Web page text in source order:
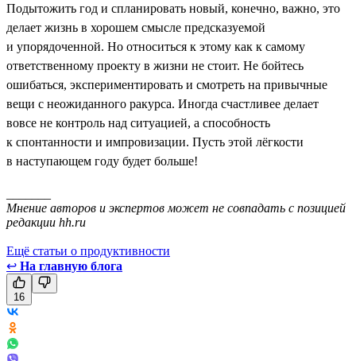
Подытожить год и спланировать новый, конечно, важно, это
делает жизнь в хорошем смысле предсказуемой
и упорядоченной. Но относиться к этому как к самому
ответственному проекту в жизни не стоит. Не бойтесь
ошибаться, экспериментировать и смотреть на привычные
вещи с неожиданного ракурса. Иногда счастливее делает
вовсе не контроль над ситуацией, а способность
к спонтанности и импровизации. Пусть этой лёгкости
в наступающем году будет больше!
Мнение авторов и экспертов может не совпадать с позицией
редакции hh.ru
Ещё статьи о продуктивности
↩ На главную блога
16